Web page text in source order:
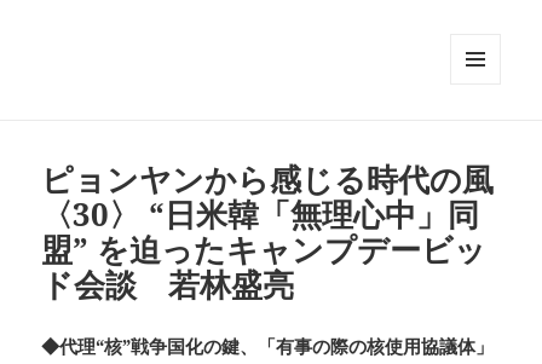
ット
ピョンヤンから感じる時代の風
〈30〉 “日米韓「無理心中」同
盟” を迫ったキャンプデービッ
ド会談 若林盛亮
◆代理“核”戦争国化の鍵、「有事の際の核使用協議体」